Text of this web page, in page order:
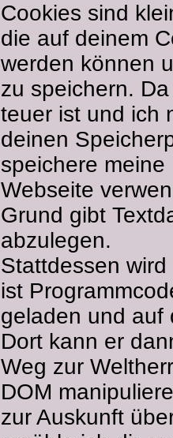
Cookies sind
die auf deinem
werden können
zu speichern.
teuer ist und ich
deinen
speichere meine
Webseite
Grund gibt
abzulegen.
Stattdessen
ist
geladen und auf
Dort kann er
Weg zur
DOM
zur Auskunft